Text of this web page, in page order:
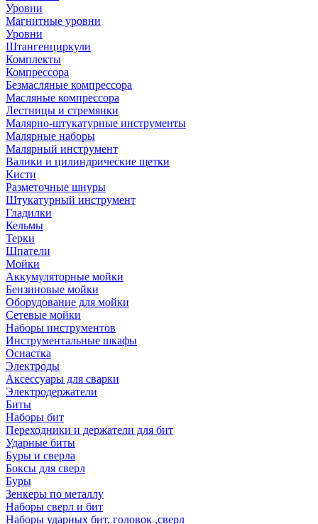
Уровни
Магнитные уровни
Уровни
Штангенциркули
Комплекты
Компрессора
Безмасляные компрессора
Масляные компрессора
Лестницы и стремянки
Малярно-штукатурные инструменты
Малярные наборы
Малярный инструмент
Валики и цилиндрические щетки
Кисти
Разметочные шнуры
Штукатурный инструмент
Гладилки
Кельмы
Терки
Шпатели
Мойки
Аккумуляторные мойки
Бензиновые мойки
Оборудование для мойки
Сетевые мойки
Наборы инструментов
Инструментальные шкафы
Оснастка
Электроды
Аксессуары для сварки
Электродержатели
Биты
Наборы бит
Переходники и держатели для бит
Ударные биты
Буры и сверла
Боксы для сверл
Буры
Зенкеры по металлу
Наборы сверл и бит
Наборы ударных бит, головок ,сверл